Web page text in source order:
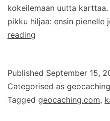
kokeilemaan uutta
pikku hiljaa: ensin
reading
Published September 15,
Categorised as
Tagged geocaching.com,